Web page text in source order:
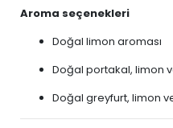
Aroma seçenekleri
Doğal limon aroması
Doğal portakal, limon
Doğal greyfurt, limon